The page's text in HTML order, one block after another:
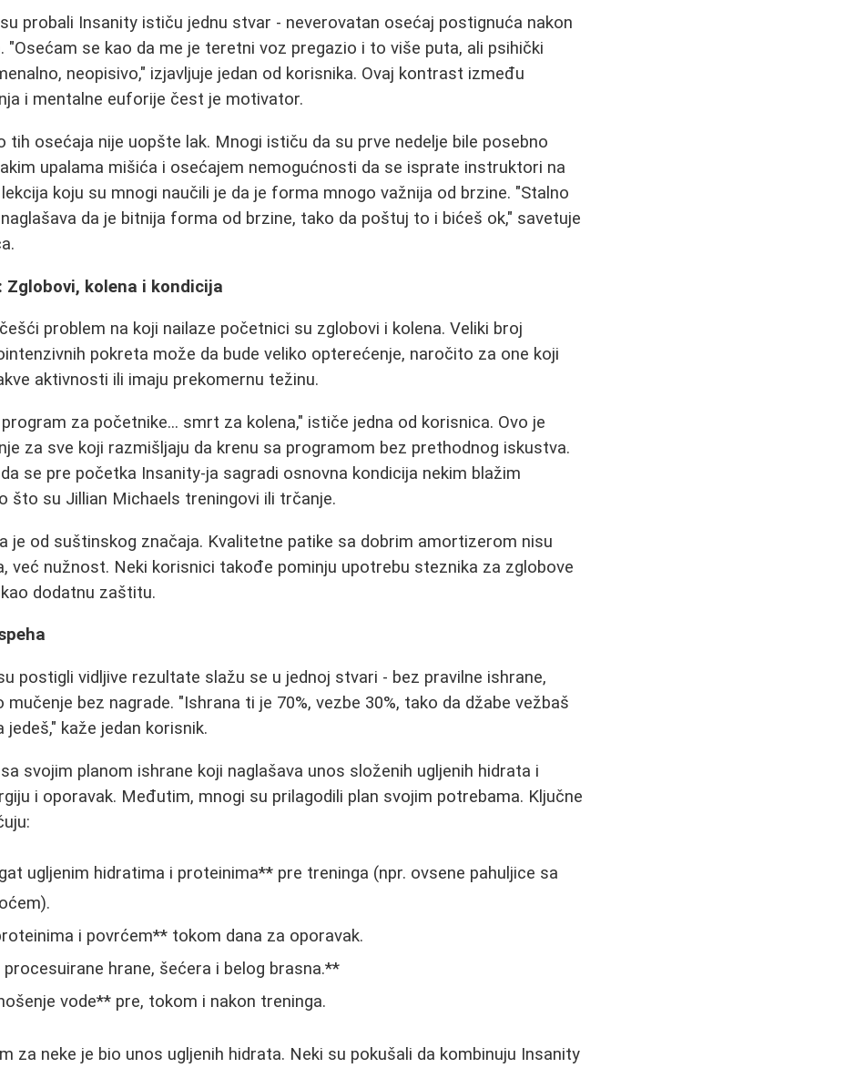
probali Insanity ističu jednu stvar - neverovatan osećaj postignuća nakon
"Osećam se kao da me je teretni voz pregazio i to više puta, ali psihički
neopisivo," izjavljuje jedan od korisnika. Ovaj kontrast između
i mentalne euforije čest je motivator.
tih osećaja nije uopšte lak. Mnogi ističu da su prve nedelje bile posebno
upalama mišića i osećajem nemogućnosti da se isprate instruktori na
koju su mnogi naučili je da je forma mnogo važnija od brzine. "Stalno
da je bitnija forma od brzine, tako da poštuj to i bićeš ok," savetuje
Zglobovi, kolena i kondicija
problem na koji nailaze početnici su zglobovi i kolena. Veliki broj
pokreta može da bude veliko opterećenje, naročito za one koji
aktivnosti ili imaju prekomernu težinu.
za početnike... smrt za kolena," ističe jedna od korisnica. Ovo je
za sve koji razmišljaju da krenu sa programom bez prethodnog iskustva.
se pre početka Insanity-ja sagradi osnovna kondicija nekim blažim
što su Jillian Michaels treningovi ili trčanje.
je od suštinskog značaja. Kvalitetne patike sa dobrim amortizerom nisu
već nužnost. Neki korisnici takođe pominju upotrebu steznika za zglobove
dodatnu zaštitu.
postigli vidljive rezultate slažu se u jednoj stvari - bez pravilne ishrane,
mučenje bez nagrade. "Ishrana ti je 70%, vezbe 30%, tako da džabe vežbaš
kaže jedan korisnik.
svojim planom ishrane koji naglašava unos složenih ugljenih hidrata i
i oporavak. Međutim, mnogi su prilagodili plan svojim potrebama. Ključne
ugljenim hidratima i proteinima** pre treninga (npr. ovsene pahuljice sa
i povrćem** tokom dana za oporavak.
hrane, šećera i belog brasna.**
vode** pre, tokom i nakon treninga.
za neke je bio unos ugljenih hidrata. Neki su pokušali da kombinuju Insanity